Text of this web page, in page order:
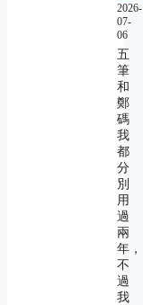
2026-
07-
06
五
筆
和
鄭
碼
我
都
分
別
用
過
兩
年，
不
過
我